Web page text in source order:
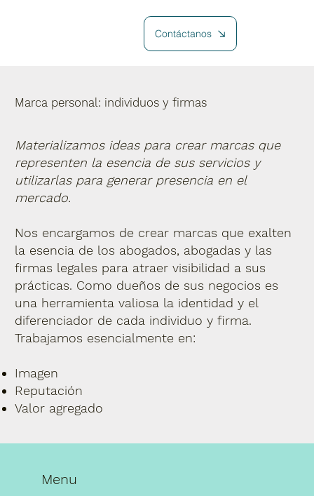
Contáctanos
Marca personal: individuos y firmas
Materializamos ideas para crear marcas que
representen la esencia de sus servicios y
utilizarlas para generar presencia en el
mercado.
Nos encargamos de crear marcas que exalten
la esencia de los abogados, abogadas y las
firmas legales para atraer visibilidad a sus
prácticas. Como dueños de sus negocios es
una herramienta valiosa la identidad y el
diferenciador de cada individuo y firma.
Trabajamos esencialmente en:
Imagen
Reputación
Valor agregado
Menu